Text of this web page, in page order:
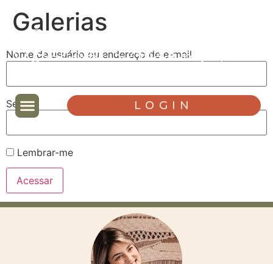
LOGIN
Galerias
Nome de usuário ou endereço de e-mail
Senha
Lembrar-me